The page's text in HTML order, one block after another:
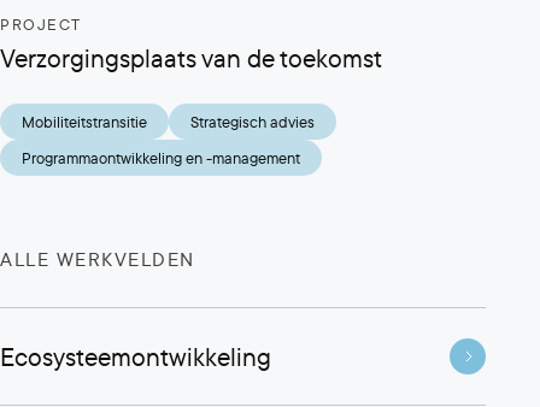
PROJECT
Verzorgingsplaats van de toekomst
Mobiliteitstransitie
Strategisch advies
Programmaontwikkeling en -management
ALLE WERKVELDEN
Ecosysteemontwikkeling